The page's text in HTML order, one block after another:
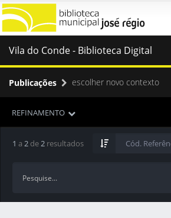
Vila do Conde - Biblioteca Digital
Publicações escolher novo contexto
REFINAMENTO
1 a 2 de2 resultados